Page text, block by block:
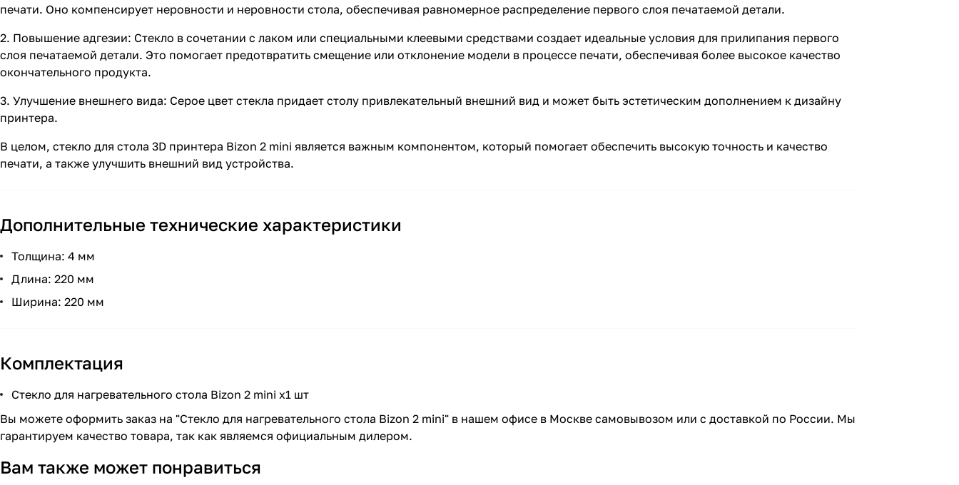
печати. Оно компенсирует неровности и неровности стола, обеспечивая равномерное распределение первого слоя печатаемой детали.
2. Повышение адгезии: Стекло в сочетании с лаком или специальными клеевыми средствами создает идеальные условия для прилипания первого
слоя печатаемой детали. Это помогает предотвратить смещение или отклонение модели в процессе печати, обеспечивая более высокое качество
окончательного продукта.
3. Улучшение внешнего вида: Серое цвет стекла придает столу привлекательный внешний вид и может быть эстетическим дополнением к дизайну
принтера.
В целом, стекло для стола 3D принтера Bizon 2 mini является важным компонентом, который помогает обеспечить высокую точность и качество
печати, а также улучшить внешний вид устройства.
Дополнительные технические характеристики
Толщина: 4 мм
Длина: 220 мм
Ширина: 220 мм
Комплектация
Cтекло для нагревательного стола Bizon 2 mini x1 шт
Вы можете оформить заказ на "Cтекло для нагревательного стола Bizon 2 mini" в нашем офисе в Москве самовывозом или с доставкой по России. Мы
гарантируем качество товара, так как являемся официальным дилером.
Вам также может понравиться